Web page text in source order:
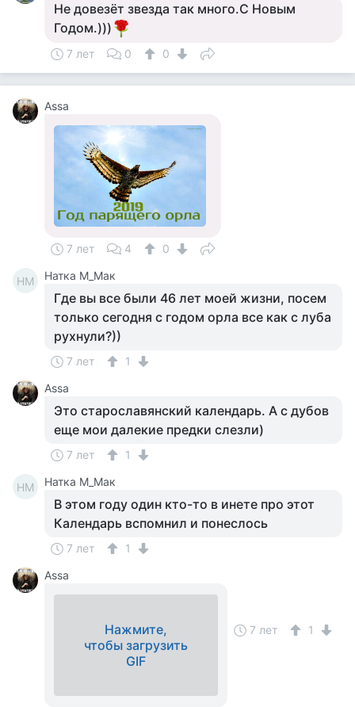
Не довезёт звезда так много.С Новым
Годом.)))
7 лет 0 0
Assa
7 лет 4 0
НМ Натка М_Мак
Где вы все были 46 лет моей жизни, посем
только сегодня с годом орла все как с луба
рухнули?))
7 лет
1
Assa
Это старославянский календарь. А с дубов
еще мои далекие предки слезли)
7 лет 1
НМ Натка М_Мак
В этом году один кто-то в инете про этот
Календарь вспомнил и понеслось
7 лет
1
Assa
Нажмите,
чтобы загрузить
GIF
7 лет 1